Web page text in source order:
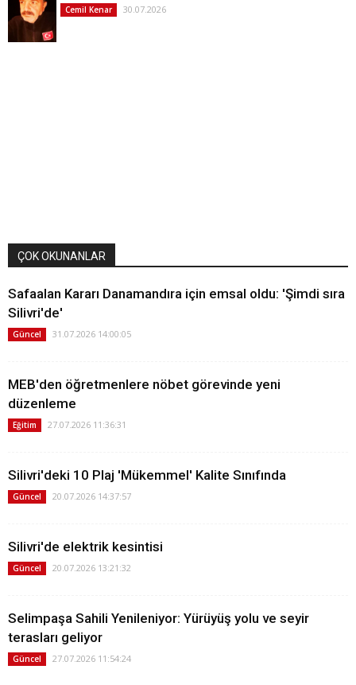
Cemil Kenar 30.07.2026
ÇOK OKUNANLAR
Safaalan Kararı Danamandıra için emsal oldu: 'Şimdi sıra
Silivri'de'
Güncel 31.07.2026 14:00:05
MEB'den öğretmenlere nöbet görevinde yeni
düzenleme
Eğitim 27.07.2026 11:36:31
Silivri'deki 10 Plaj 'Mükemmel' Kalite Sınıfında
Güncel 20.07.2026 14:37:57
Silivri'de elektrik kesintisi
Güncel 20.07.2026 13:21:32
Selimpaşa Sahili Yenileniyor: Yürüyüş yolu ve seyir
terasları geliyor
Güncel 27.07.2026 11:54:24